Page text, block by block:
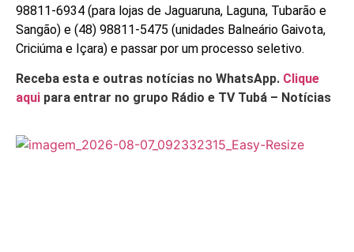
98811-6934 (para lojas de Jaguaruna, Laguna, Tubarão e
Sangão) e (48) 98811-5475 (unidades Balneário Gaivota,
Criciúma e Içara) e passar por um processo seletivo.
Receba esta e outras notícias no WhatsApp. Clique
aqui para entrar no grupo Rádio e TV Tubá – Notícias